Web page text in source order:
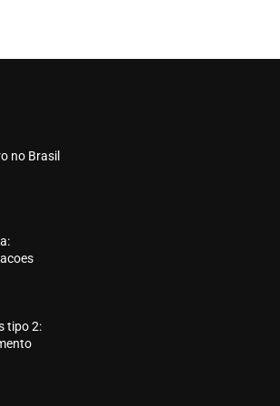
no Brasil
tipo 2: